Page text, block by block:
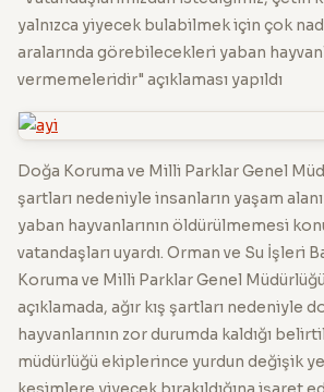
yalnızca yiyecek bulabilmek için çok
aralarında görebilecekleri yaban
vermemeleridir" açıklaması yapıldı
Doğa Koruma ve Milli Parklar Genel
şartları nedeniyle insanların yaşam
yaban hayvanlarının öldürülmemesi
vatandaşları uyardı. Orman ve Su İşleri
Koruma ve Milli Parklar Genel
açıklamada, ağır kış şartları nedeniyle
hayvanlarının zor durumda kaldığı
müdürlüğü ekiplerince yurdun değişik